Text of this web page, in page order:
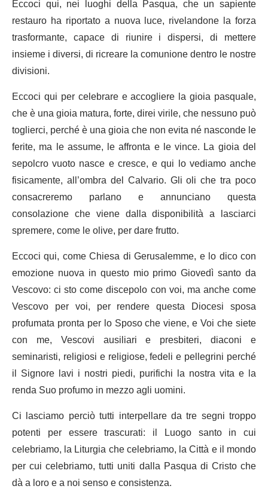
Eccoci qui, nei luoghi della Pasqua, che un sapiente
restauro ha riportato a nuova luce, rivelandone la forza
trasformante, capace di riunire i dispersi, di mettere
insieme i diversi, di ricreare la comunione dentro le nostre
divisioni.
Eccoci qui per celebrare e accogliere la gioia pasquale,
che è una gioia matura, forte, direi virile, che nessuno può
toglierci, perché è una gioia che non evita né nasconde le
ferite, ma le assume, le affronta e le vince. La gioia del
sepolcro vuoto nasce e cresce, e qui lo vediamo anche
fisicamente, all’ombra del Calvario. Gli oli che tra poco
consacreremo parlano e annunciano questa
consolazione che viene dalla disponibilità a lasciarci
spremere, come le olive, per dare frutto.
Eccoci qui, come Chiesa di Gerusalemme, e lo dico con
emozione nuova in questo mio primo Giovedì santo da
Vescovo: ci sto come discepolo con voi, ma anche come
Vescovo per voi, per rendere questa Diocesi sposa
profumata pronta per lo Sposo che viene, e Voi che siete
con me, Vescovi ausiliari e presbiteri, diaconi e
seminaristi, religiosi e religiose, fedeli e pellegrini perché
il Signore lavi i nostri piedi, purifichi la nostra vita e la
renda Suo profumo in mezzo agli uomini.
Ci lasciamo perciò tutti interpellare da tre segni troppo
potenti per essere trascurati: il Luogo santo in cui
celebriamo, la Liturgia che celebriamo, la Città e il mondo
per cui celebriamo, tutti uniti dalla Pasqua di Cristo che
dà a loro e a noi senso e consistenza.